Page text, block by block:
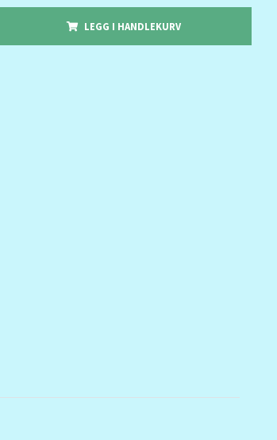
LEGG I HANDLEKURV